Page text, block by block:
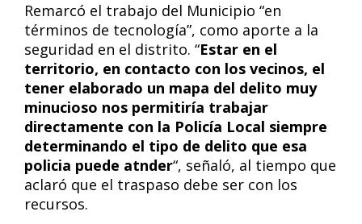
Remarcó el trabajo del Municipio “en
términos de tecnología”, como aporte a la
seguridad en el distrito. “Estar en el
territorio, en contacto con los vecinos, el
tener elaborado un mapa del delito muy
minucioso nos permitiría trabajar
directamente con la Policía Local siempre
determinando el tipo de delito que esa
policia puede atnder“, señaló, al tiempo que
aclaró que el traspaso debe ser con los
recursos.